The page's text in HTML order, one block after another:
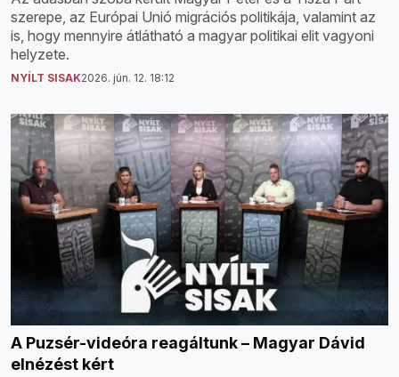
szerepe, az Európai Unió migrációs politikája, valamint az
is, hogy mennyire átlátható a magyar politikai elit vagyoni
helyzete.
NYÍLT SISAK2026. jún. 12. 18:12
A Puzsér-videóra reagáltunk – Magyar Dávid
elnézést kért